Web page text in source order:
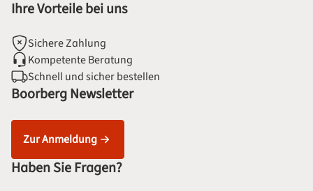
Ihre Vorteile bei uns
Sichere Zahlung
Kompetente Beratung
Schnell und sicher bestellen
Boorberg Newsletter
Zur Anmeldung
Haben Sie Fragen?